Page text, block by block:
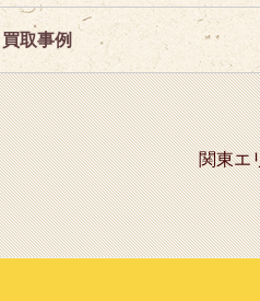
カ
テ
ゴ
リ
ー
買取事例
関東エ